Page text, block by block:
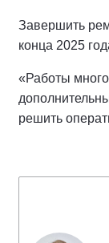
Завершить
конца 2025
«Работы
решить